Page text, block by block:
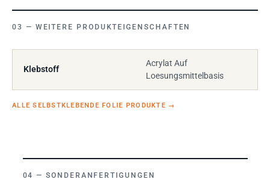
WEITERE PRODUKTEIGENSCHAFTEN
Klebstoff
Acrylat Auf
Loesungsmittelbasis
ALLE SELBSTKLEBENDE FOLIE PRODUKTE →
SONDERANFERTIGUNGEN